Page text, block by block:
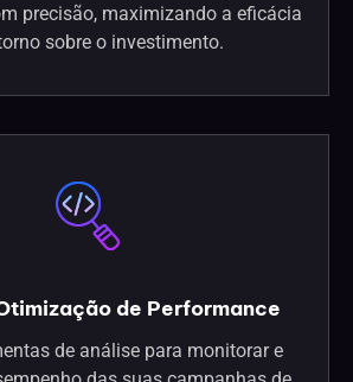
precisão, maximizando a eficácia
sobre o investimento.
de Performance
de análise para monitorar e